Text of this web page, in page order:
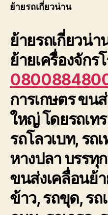
ย้ายรถเกี่ยวน่าน
ย้ายรถเกี่ยวน่า
ย้ายเครื่องจักร
การเกษตร ขน
ใหญ่ โดยรถเท
รถโลวเบท, รถ
หางปลา บรร
ขนส่งเคลื่อนย้
ข้าว, รถขุด, ร